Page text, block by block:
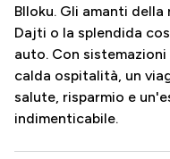
Blloku. Gli amanti
Dajti o la splendida
auto. Con
calda ospitalità, un
salute, risparmio e
indimenticabile.